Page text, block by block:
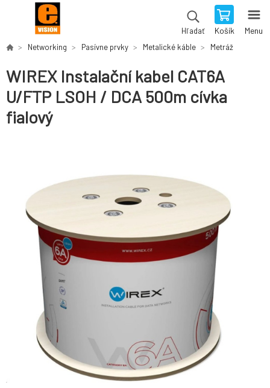
Hľadať Košík Menu
Networking Pasívne prvky Metalické káble Metráž
WIREX Instalační kabel CAT6A
U/FTP LSOH / DCA 500m cívka
fialový